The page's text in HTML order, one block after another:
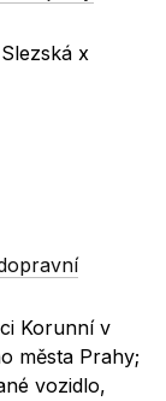
x
Korunní v
města Prahy;
vozidlo,